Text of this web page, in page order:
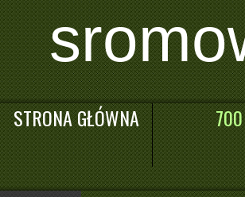
STRONA GŁÓWNA 700